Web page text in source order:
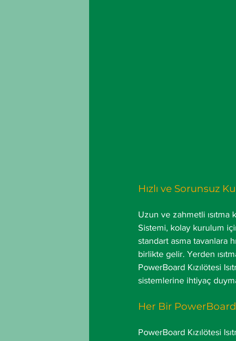
Hızlı ve Sorunsuz
Uzun ve zahmetli ısıtma
Sistemi, kolay kurulum
standart asma tavanlara
birlikte gelir. Yerden
PowerBoard Kızılötesi
sistemlerine ihtiyaç
Her Bir
PowerBoard Kızılötesi